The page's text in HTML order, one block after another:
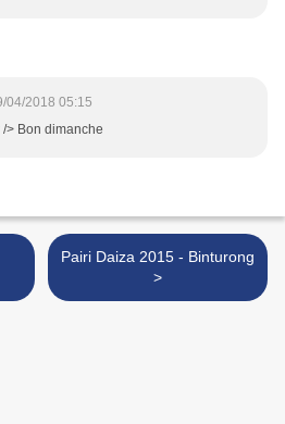
04/2018 05:15
> Bon dimanche
Pairi Daiza 2015 - Binturong
>